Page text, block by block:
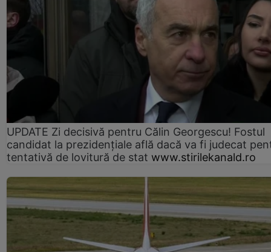
UPDATE Zi decisivă pentru Călin Georgescu! Fostul
candidat la prezidențiale află dacă va fi judecat
tentativă de lovitură de stat www.stirilekanald.ro